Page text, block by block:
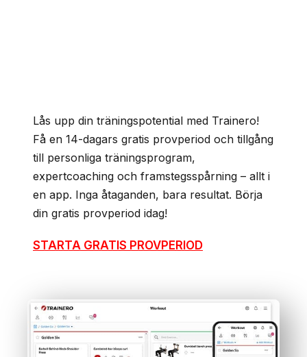
Lås upp din träningspotential med Trainero!
Få en 14-dagars gratis provperiod och tillgång
till personliga träningsprogram,
expertcoaching och framstegsspårning – allt i
en app. Inga åtaganden, bara resultat. Börja
din gratis provperiod idag!
STARTA GRATIS PROVPERIOD